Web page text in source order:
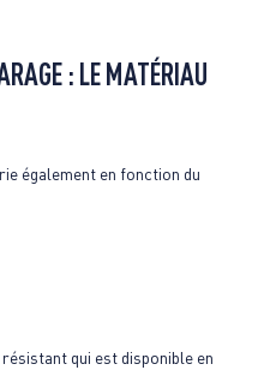
: LE MATÉRIAU
également en fonction du
qui est disponible en